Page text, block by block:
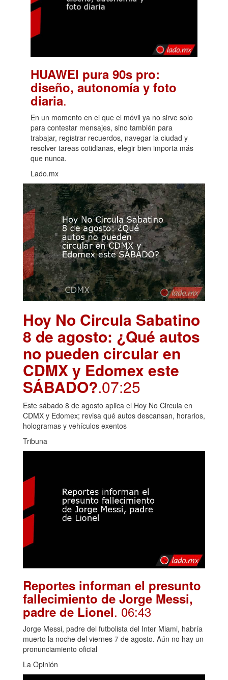
HUAWEI pura 90s pro:
diseño, autonomía y foto
diaria.
En un momento en el que el móvil ya no sirve solo
para contestar mensajes, sino también para
trabajar, registrar recuerdos, navegar la ciudad y
resolver tareas cotidianas, elegir bien importa más
que nunca.
Lado.mx
Hoy No Circula Sabatino
8 de agosto: ¿Qué autos
no pueden circular en
CDMX y Edomex este
SÁBADO?.07:25
Este sábado 8 de agosto aplica el Hoy No Circula en
CDMX y Edomex; revisa qué autos descansan, horarios,
hologramas y vehículos exentos
Tribuna
Reportes informan el presunto
fallecimiento de Jorge Messi,
padre de Lionel. 06:43
Jorge Messi, padre del futbolista del Inter Miami, habría
muerto la noche del viernes 7 de agosto. Aún no hay un
pronunciamiento oficial
La Opinión